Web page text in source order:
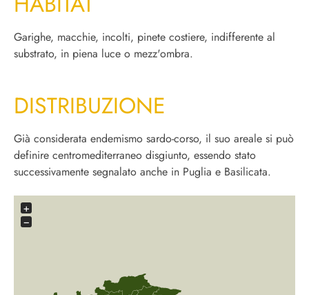
Garighe, macchie, incolti, pinete costiere, indifferente al
substrato, in piena luce o mezz'ombra.
DISTRIBUZIONE
Già considerata endemismo sardo-corso, il suo areale si può
definire centromediterraneo disgiunto, essendo stato
successivamente segnalato anche in Puglia e Basilicata.
+
−